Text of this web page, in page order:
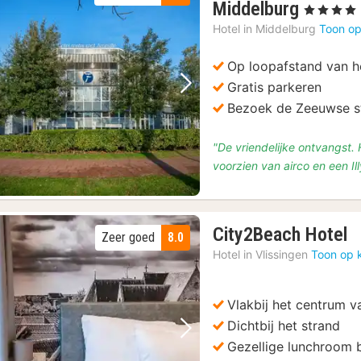
Vorige foto Volgende foto
Middelburg 1
nacht
€
149
, 4 Sterren
Hotel in Middelburg Toon
Op loopafstand van
Gratis parkeren
Bezoek de Zeeuwse
"De vriendelijke ontvangst.
voorzien van airco en een
Vorige foto Volgende foto
8.0
Zeer goed City2Beach Hotel
Hotel in Vlissingen Toon op
Vlakbij het centrum
Dichtbij het strand
Gezellige lunchroom